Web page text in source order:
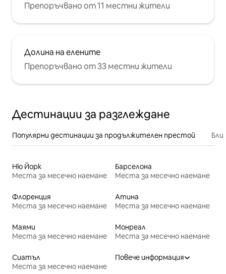
Препоръчвано от 11 местни жители
Долина на елените
Препоръчвано от 33 местни жители
Дестинации за разглеждане
Популярни дестинации за продължителен престой
Ню Йорк
Места за месечно наемане
Барселона
Места за месечно наемане
Флоренция
Места за месечно наемане
Атина
Места за месечно наемане
Маями
Места за месечно наемане
Монреал
Места за месечно наемане
Сиатъл
Места за месечно наемане
Повече информация